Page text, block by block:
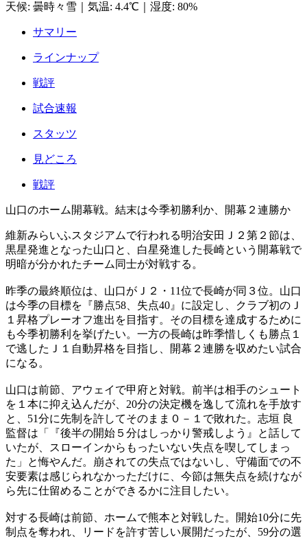
天候: 曇時々雪 気温: 4.4℃ 湿度: 80%
サマリー
ラインナップ
戦評
試合速報
スタッツ
見どころ
戦評
山口のホーム開幕戦。結末は今季初勝利か、開幕２連勝か
維新みらいふスタジアムで行われる明治安田Ｊ２第２節は、
黒星発進となった山口と、白星発進した長崎という開幕戦で
明暗が分かれたチーム同士が対戦する。
昨季の最終順位は、山口がＪ２・11位で長崎が同３位。山口
は今季の目標を『勝点58、失点40』に設定し、クラブ初のＪ
１昇格プレーオフ進出を目指す。その目標を達成するために
も今季初勝利を挙げたい。一方の長崎は昨季惜しくも勝点１
で逃したＪ１自動昇格を目指し、開幕２連勝を収めたい試合
になる。
山口は前節、アウェイで甲府と対戦。前半は相手のシュート
を１本に抑え込んだが、20分の決定機を逸して流れを手放す
と、51分に先制を許してそのまま０－１で敗れた。志垣 良
監督は「『後半の開始５分はしっかり警戒しよう』と話して
いたが、スローインからもったいない失点を喫してしまっ
た」と悔やんだ。崩されての失点ではないし、守備面での不
安要素は感じられなかっただけに、今節は無失点を続けなが
ら先に仕留めることができるかに注目したい。
対する長崎は前節、ホームで熊本と対戦した。開始10分に先
制点を奪われ、リードを許す苦しい展開だったが、59分の選